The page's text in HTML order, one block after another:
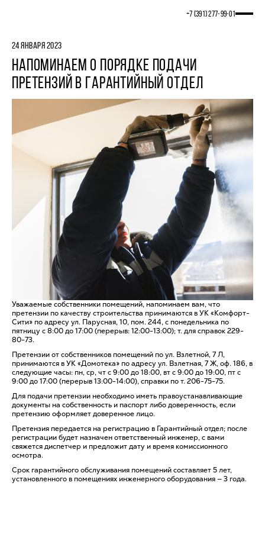
+7 (391) 277‒99‒01
24 ЯНВАРЯ 2023
НАПОМИНАЕМ О ПОРЯДКЕ ПОДАЧИ
ПРЕТЕНЗИЙ В ГАРАНТИЙНЫЙ ОТДЕЛ
Уважаемые собственники помещений, напоминаем вам, что
претензии по качеству строительства принимаются в УК «Комфорт-
Сити» по адресу ул. Парусная, 10, пом. 244, с понедельника по
пятницу с 8:00 до 17:00 (перерыв: 12:00-13:00); т. для справок 229-
80-73.
Претензии от собственников помещений по ул. Взлетной, 7 Л,
принимаются в УК «Домотека» по адресу ул. Взлетная, 7 Ж, оф. 186, в
следующие часы: пн, ср, чт с 9:00 до 18:00, вт с 9:00 до 19:00, пт с
9:00 до 17:00 (перерыв 13:00-14:00), справки по т. 206-75-75.
Для подачи претензии необходимо иметь правоустанавливающие
документы на собственность и паспорт либо доверенность, если
претензию оформляет доверенное лицо.
Претензия передается на регистрацию в Гарантийный отдел; после
регистрации будет назначен ответственный инженер, с вами
свяжется диспетчер и предложит дату и время комиссионного
осмотра.
Срок гарантийного обслуживания помещений составляет 5 лет,
установленного в помещениях инженерного оборудования — 3 года.